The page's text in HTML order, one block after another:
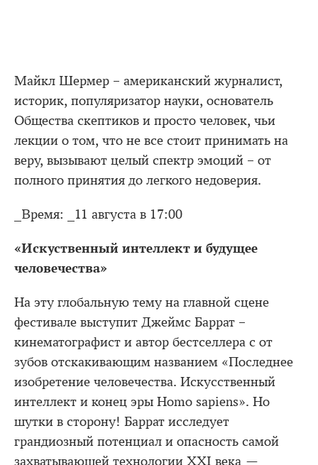
Майкл Шермер – американский журналист,
историк, популяризатор науки, основатель
Общества скептиков и просто человек, чьи
лекции о том, что не все стоит принимать на
веру, вызывают целый спектр эмоций – от
полного принятия до легкого недоверия.
_Время: _11 августа в 17:00
«Искуственный интеллект и будущее
человечества»
На эту глобальную тему на главной сцене
фестивале выступит Джеймс Баррат –
кинематографист и автор бестселлера с от
зубов отскакивающим названием «Последнее
изобретение человечества. Искусственный
интеллект и конец эры Homo sapiens». Но
шутки в сторону! Баррат исследует
грандиозный потенциал и опасность самой
захватывающей технологии XXI века —